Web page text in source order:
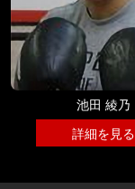
池田 綾乃
詳細を見る